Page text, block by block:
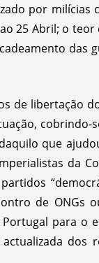
por milícias
25 Abril; o
das
de libertação
cobrindo-
que
da
de ONGs
para o
dos